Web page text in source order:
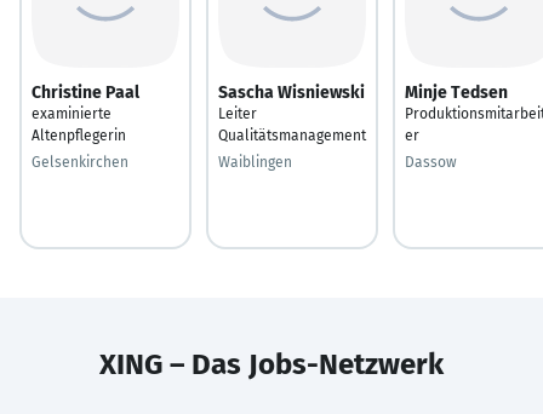
Christine Paal
examinierte
Altenpflegerin
Gelsenkirchen
Sascha Wisniewski
Leiter
Qualitätsmanagement
Waiblingen
Minje Tedsen
er
Dassow
XING – Das Jobs-Netzwerk